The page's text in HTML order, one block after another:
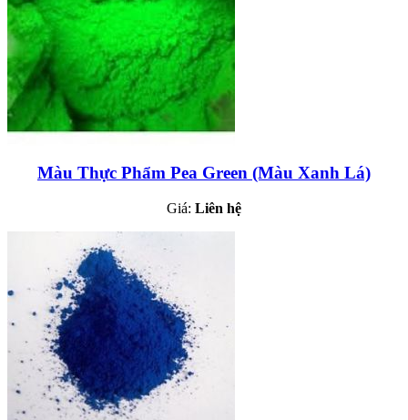
Màu Thực Phẩm Pea Green (Màu Xanh Lá)
Giá: Liên hệ